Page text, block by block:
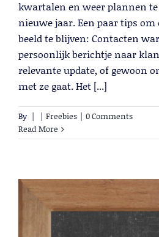
kwartalen en weer plannen
nieuwe jaar. Een paar tips
beeld te blijven: Contacten
persoonlijk berichtje naar
relevante update, of gewoon
met ze gaat. Het [...]
By | | Freebies | 0 Comments
Read More